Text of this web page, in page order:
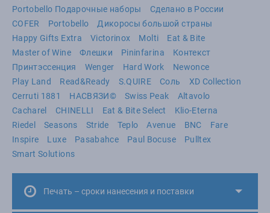
Portobello Подарочные наборы
Сделано в России
COFER
Portobello
Дикоросы большой страны
Happy Gifts Extra
Victorinox Molti
Eat & Bite
Master of Wine
Флешки Pininfarina
Контекст
Принтэссенция
Wenger Hard Work
Newonce
Play Land
Read&Ready S.QUIRE Соль
XD Collection
Cerruti 1881
НАСВЯЗИ© Swiss Peak
Altavolo
Cacharel
CHINELLI Eat & Bite Select
Klio-Eterna
Riedel
Seasons Stride Teplo Avenue BNC
Fare
Inspire
Luxe Pasabahce Paul Bocuse
Pulltex
Smart Solutions
Печать – сроки нанесения и поставки